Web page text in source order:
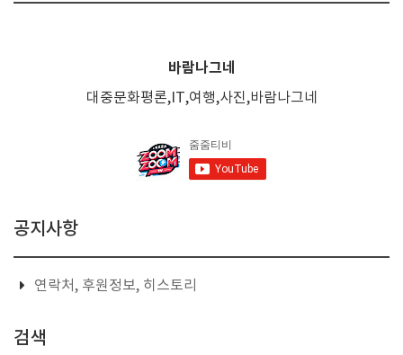
바람나그네
대중문화평론,IT,여행,사진,바람나그네
공지사항
연락처, 후원정보, 히스토리
검색